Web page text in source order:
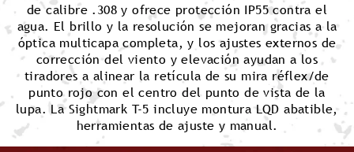
de calibre .308 y ofrece protección IP55 contra el
agua. El brillo y la resolución se mejoran gracias a la
óptica multicapa completa, y los ajustes externos de
corrección del viento y elevación ayudan a los
tiradores a alinear la retícula de su mira réflex/de
punto rojo con el centro del punto de vista de la
lupa. La Sightmark T-5 incluye montura LQD abatible,
herramientas de ajuste y manual.